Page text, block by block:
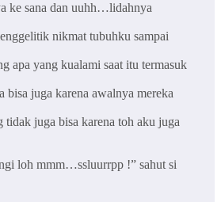
ke sana dan uuhh…lidahnya
nikmat tubuhku sampai
apa yang kualami saat itu termasuk
bisa juga karena awalnya mereka
tidak juga bisa karena toh aku juga
loh mmm…ssluurrpp !” sahut si